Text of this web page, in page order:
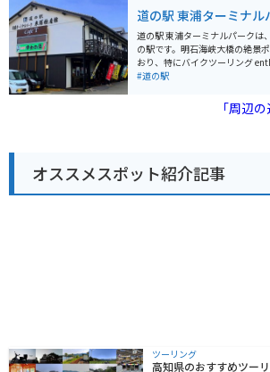
玉ねぎを使用した「淡路島オニ
気です。新鮮な海の幸を味わい
漁業協同組合 魚市場」で、その
の魚介類を購入することができ
ふぐ定食や、新鮮な海の幸を使
むことができます。また、隣接
アとっとパーク小島」では、初
しむことができます。釣った魚
場で調理してもらうこともできます。 バイクで行
し足を伸ばせば、猪名川渓谷な
る、おすすめのスポットです。
道の駅 東浦ターミナル
道の駅 東浦ターミナルパークは
の駅です。明石海峡大橋の絶景
おり、特にバイクツーリング
ます。 施設内には、地元の特産品を販売するショップや
使った料理を楽しむことができ
は、明石海峡大橋や大阪湾を一
道の駅 東浦ターミナルパークは
きるスポットと言えるでしょう。
#道の駅
「周辺
オススメスポット紹介記事
ツーリング
高知県のおすすめツー